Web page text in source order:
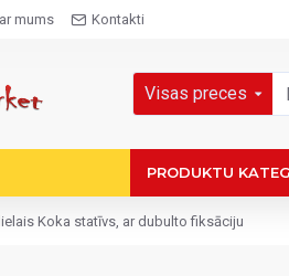
mums Kontakti
Visas preces
PRODUKTU
Koka statīvs, ar dubulto fiksāciju